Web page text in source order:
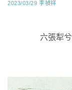
2023/03/29 李禎祥
六張犁